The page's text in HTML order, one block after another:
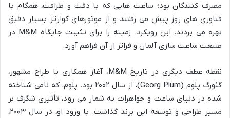
مصرف کنندگان بود؛ ساعت هایی که با دقت و ظرافت، همگام با
فناوری های روز پیش می رفتند و از موتورهای کوارتز بسیار دقیق
بهره می بردند. این رویکرد، زمینه را برای تثبیت جایگاه M&M در
صنعت ساعت سازی آلمان و فراتر از آن فراهم آورد.
نقطه عطف دیگری در تاریخ M&M، آغاز همکاری با طراح مشهور،
گئورگ پلوم (Georg Plum)، از سال ۲۰۰۲ بود. پلوم، که نامی شناخته
شده در دنیای ساعت و جواهرات به شمار می رود، تأثیری شگرف بر
مسیر طراحی و توسعه این برند گذاشت. با ورود او، در سال ۲۰۰۳،